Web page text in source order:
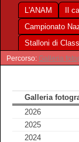
L'ANAM Il
Campionato
Stalloni di
Percorso: Galleria
Galleria
2026
2025
2024